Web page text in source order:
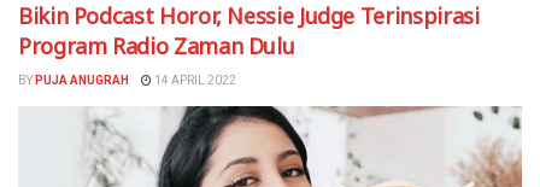
Bikin Podcast Horor, Nessie Judge Terinspirasi
Program Radio Zaman Dulu
BY PUJA ANUGRAH 14 APRIL 2022